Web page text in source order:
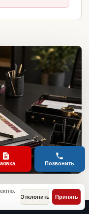
Отклонить Принять
Позвонить